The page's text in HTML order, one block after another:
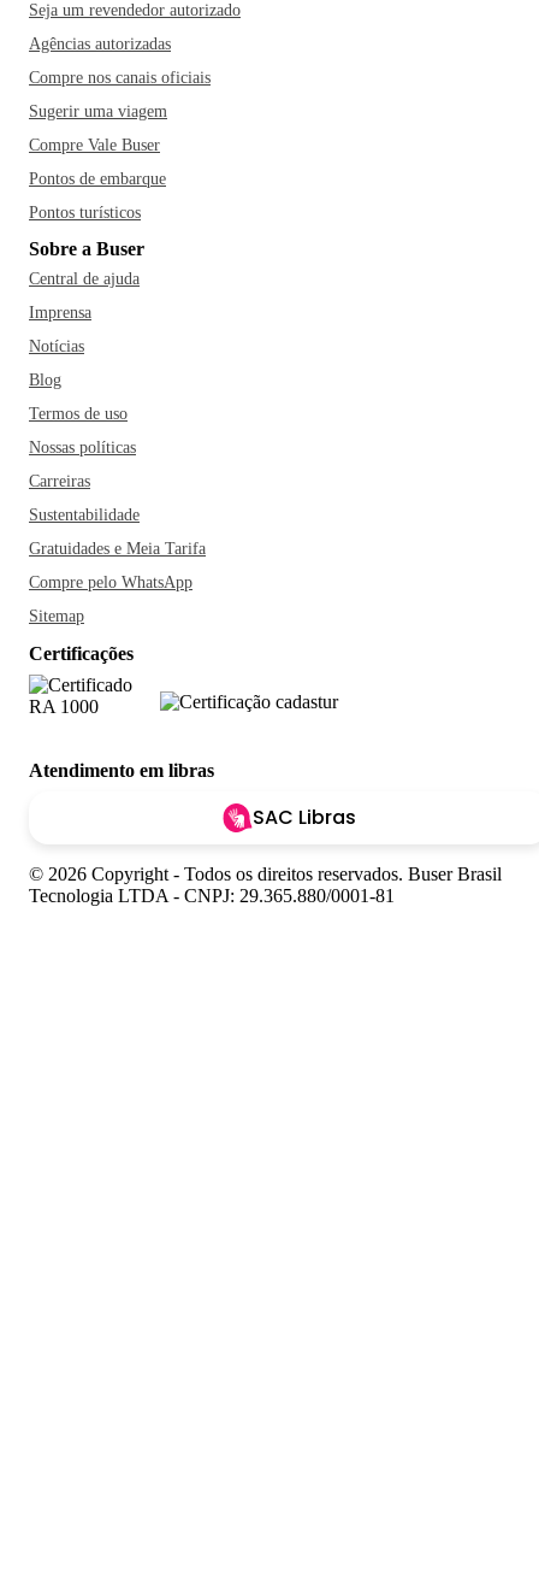
Seja um revendedor autorizado
Agências autorizadas
Compre nos canais oficiais
Sugerir uma viagem
Compre Vale Buser
Pontos de embarque
Pontos turísticos
Sobre a Buser
Central de ajuda
Imprensa
Notícias
Blog
Termos de uso
Nossas políticas
Carreiras
Sustentabilidade
Gratuidades e Meia Tarifa
Compre pelo WhatsApp
Sitemap
Certificações
Atendimento em libras
SAC Libras
© 2026 Copyright - Todos os direitos reservados. Buser Brasil
Tecnologia LTDA - CNPJ: 29.365.880/0001-81